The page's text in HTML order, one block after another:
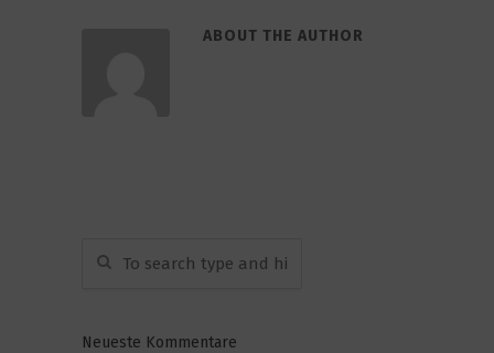
ABOUT THE AUTHOR
Neueste Kommentare